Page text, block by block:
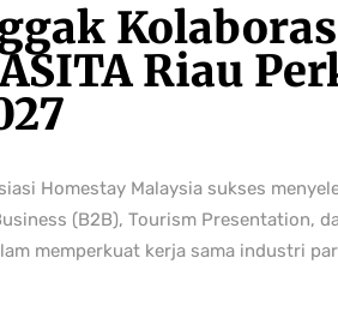
Riau
Homestay Malaysia sukses
(B2B), Tourism Presentation,
memperkuat kerja sama industri